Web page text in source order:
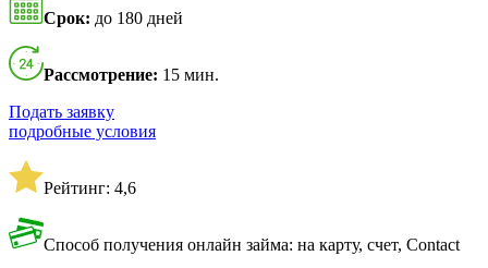
Срок: до 180 дней
Рассмотрение: 15 мин.
Подать заявку
подробные условия
Рейтинг: 4,6
Способ получения онлайн займа: на карту, счет, Contact